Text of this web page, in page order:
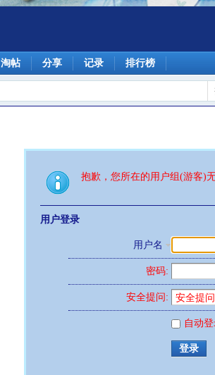
淘帖 分享 记录 排行榜
抱歉，您所在的用户组(游客)
用户登录
用户名
密码:
安全提问:
自动
登录